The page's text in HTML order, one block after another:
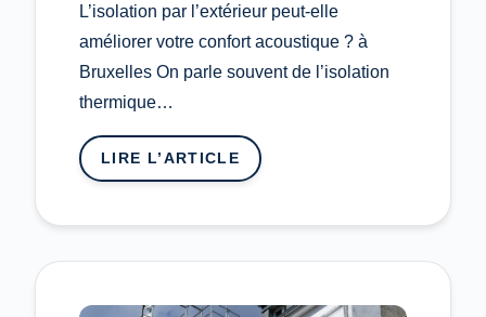
L’isolation par l’extérieur peut-elle
améliorer votre confort acoustique ? à
Bruxelles On parle souvent de l’isolation
thermique…
LIRE L’ARTICLE
:
PEUT-
AMÉLIORER